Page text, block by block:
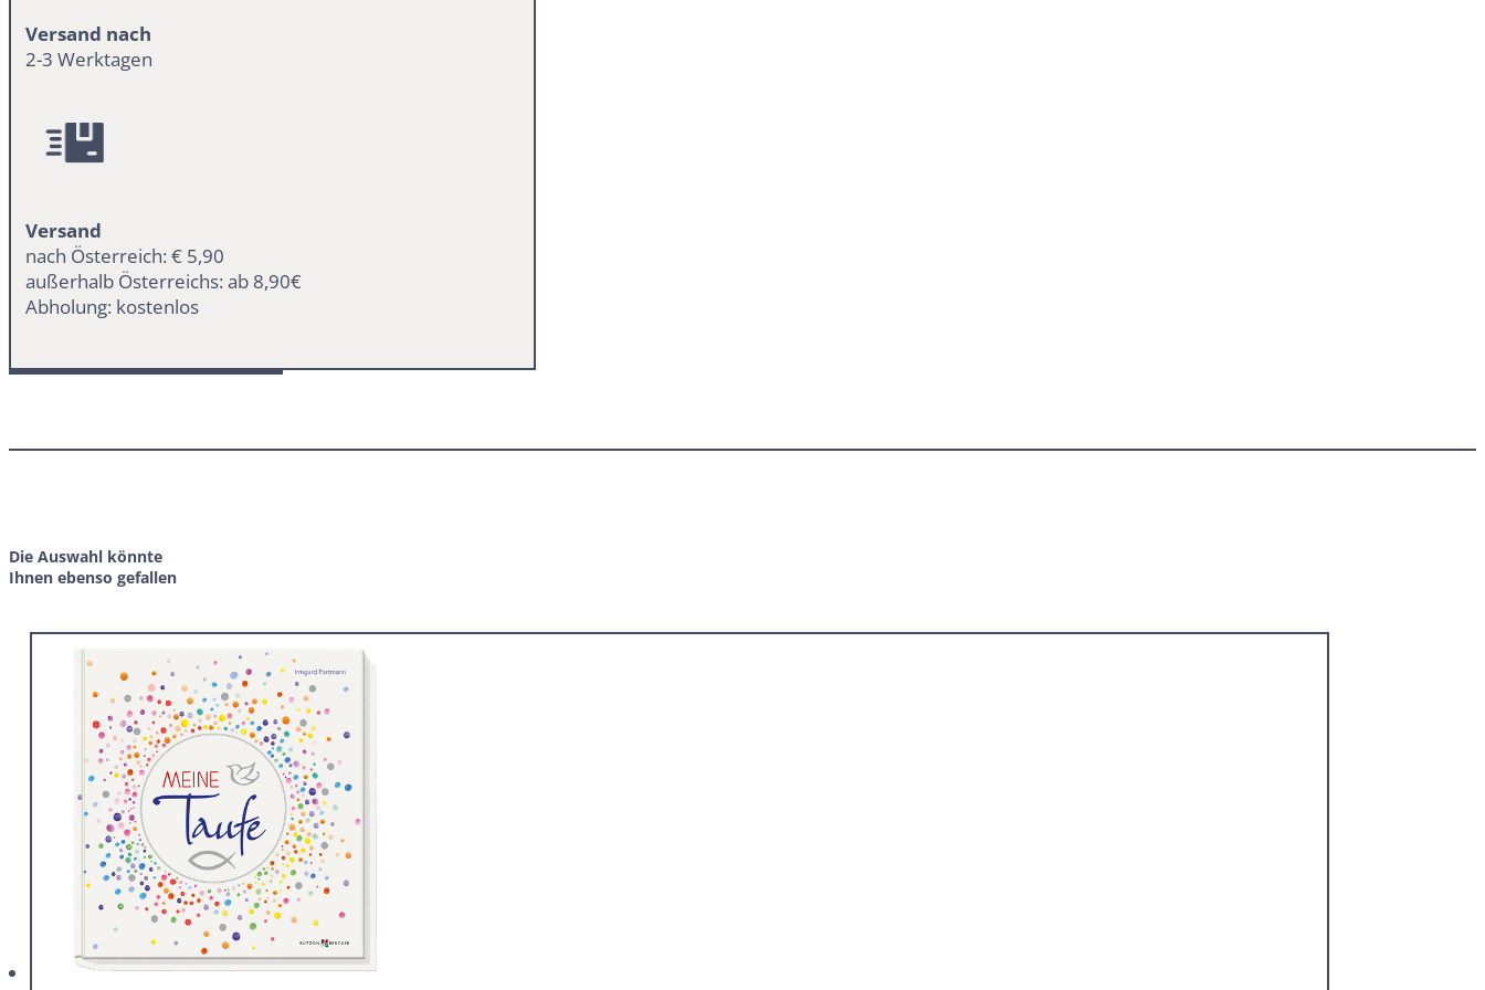
Versand nach
2-3 Werktagen
Versand
nach Österreich: € 5,90
außerhalb Österreichs: ab 8,90€
Abholung: kostenlos
Die Auswahl könnte
Ihnen ebenso gefallen